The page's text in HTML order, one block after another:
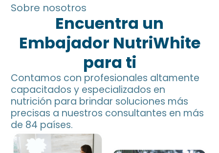
Sobre nosotros
Encuentra un
Embajador NutriWhite
para ti
Contamos con profesionales altamente
capacitados y especializados en
nutrición para brindar soluciones más
precisas a nuestros consultantes en más
de 84 países.